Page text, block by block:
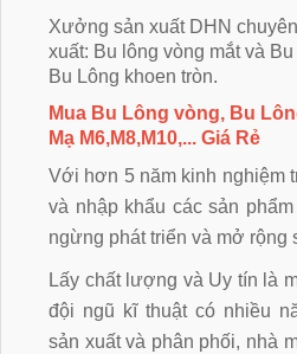
Xưởng sản xuất DHN
xuất: Bu lông vòng mắtvà Bu
Bu Lông khoen tròn.
Mua Bu Lông vòng, Bu
Mạ M6,M8,M10,... Giá Rẻ
Với hơn 5 năm kinh nghiệm
và nhập khẩu các sản
ngừng phát triển và mở rộng
Lấy chất lượng và Uy tín là
đội ngũ kĩ thuật có nhiều
sản xuất và phân phối, nhà